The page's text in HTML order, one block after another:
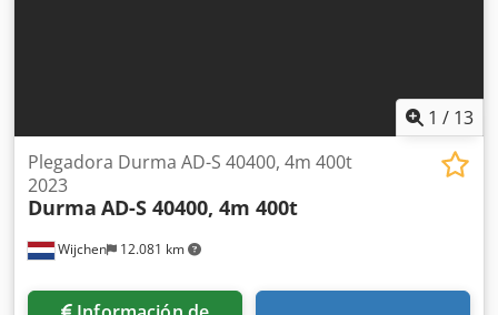
1 / 13
Wijchen 12.081 km
Plegadora Durma AD-S 40400, 4m 400t
2023
Durma AD-S 40400, 4m 400t